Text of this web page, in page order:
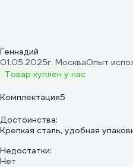
Геннадий
01.05.2025г. МоскваОпыт
Товар куплен у нас
Комплектация5
Достоинства:
Крепкая сталь, удобная
Недостатки:
Нет